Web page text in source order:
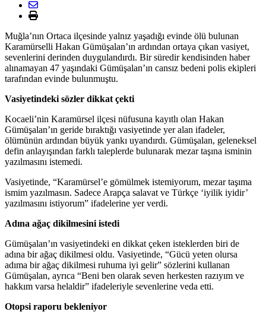
Muğla’nın Ortaca ilçesinde yalnız yaşadığı evinde ölü bulunan
Karamürselli Hakan Gümüşalan’ın ardından ortaya çıkan vasiyet,
sevenlerini derinden duygulandırdı. Bir süredir kendisinden haber
alınamayan 47 yaşındaki Gümüşalan’ın cansız bedeni polis ekipleri
tarafından evinde bulunmuştu.
Vasiyetindeki sözler dikkat çekti
Kocaeli’nin Karamürsel ilçesi nüfusuna kayıtlı olan Hakan
Gümüşalan’ın geride bıraktığı vasiyetinde yer alan ifadeler,
ölümünün ardından büyük yankı uyandırdı. Gümüşalan, geleneksel
defin anlayışından farklı taleplerde bulunarak mezar taşına isminin
yazılmasını istemedi.
Vasiyetinde, “Karamürsel’e gömülmek istemiyorum, mezar taşıma
ismim yazılmasın. Sadece Arapça salavat ve Türkçe ‘iyilik iyidir’
yazılmasını istiyorum” ifadelerine yer verdi.
Adına ağaç dikilmesini istedi
Gümüşalan’ın vasiyetindeki en dikkat çeken isteklerden biri de
adına bir ağaç dikilmesi oldu. Vasiyetinde, “Gücü yeten olursa
adıma bir ağaç dikilmesi ruhuma iyi gelir” sözlerini kullanan
Gümüşalan, ayrıca “Beni ben olarak seven herkesten razıyım ve
hakkım varsa helaldir” ifadeleriyle sevenlerine veda etti.
Otopsi raporu bekleniyor